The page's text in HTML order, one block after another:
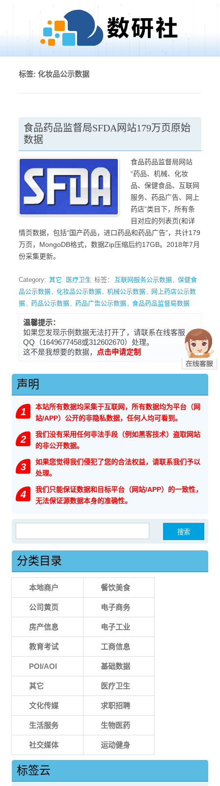
标签: 化妆品公示数据
食品药品监督局SFDA网站179万页原始
数据
食品药品监督局网站
“药品、机械、化妆
品、保健食品、互联网
服务、药品广告、网上
药店”类目下，所有条
目对应的列表页(和详
情页数据，包括“国产药品，进口药品和药品广告”，共计179
万页，MongoDB格式，数据Zip压缩后约17GB。2018年7月
份采集更新。
Category: 其它 医疗卫生 标签： 互联网服务公示数据 , 保健食
品公示数据 , 化妆品公示数据 , 机械公示数据 , 网上药店公示数
据 , 药品公示数据 , 药品广告公示数据 , 食品药品监督局数据
温馨提示：
如果您发现示例数据无法打开了，请联系在线客服
QQ（1649677458或312602670）处理。
这不是我想要的数据，
点击申请定制
声明
1
本站所有数据均采集于互联网，所有数据均为平台（网
站/APP）公开的非隐私数据，任何人均可看到。
2
我们没有采用任何非法手段（例如黑客技术）盗取网站
的非公开数据。
3
如果您觉得我们侵犯了您的合法权益，请联系我们予以
处理。
4
我们只能保证数据和目标平台（网站/APP）的一致性，
无法保证源数据本身的准确性。
分类目录
本地商户 餐饮美食
公司黄页 电子商务
房产信息 电子工业
教育考试 工商信息
POI/AOI 基础数据
其它 医疗卫生
文化传媒 求职招聘
生活服务 生物医药
社交媒体 运动健身
标签云